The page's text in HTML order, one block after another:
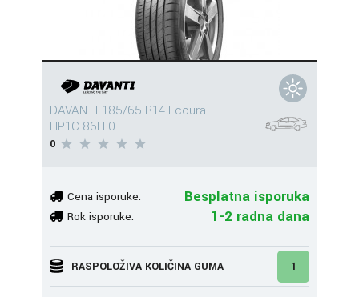
DAVANTI 185/65 R14 Ecoura
HP1C 86H 0
0
Cena isporuke: Besplatna isporuka
Rok isporuke: 1-2 radna dana
RASPOLOŽIVA KOLIČINA GUMA 1